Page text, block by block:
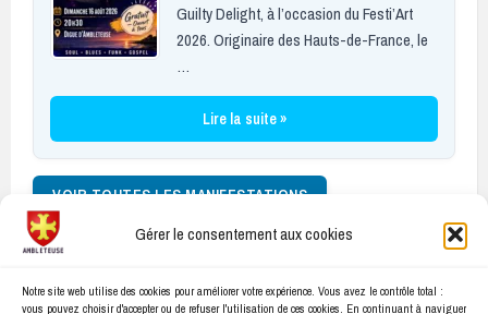
Gérer le consentement aux cookies
Notre site web utilise des cookies pour améliorer votre expérience. Vous avez le contrôle total :
vous pouvez choisir d'accepter ou de refuser l'utilisation de ces cookies. En continuant à naviguer
Guilty Delight, à l’occasion du Festi’Art
2026. Originaire des Hauts-de-France, le
…
Lire la suite »
VOIR TOUTES LES MANIFESTATIONS
Facebook
E-
mail